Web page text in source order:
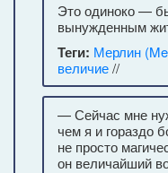
Это одиноко —
вынужденным
Теги: Мерлин
величие//
— Сейчас мне
чем я и гораздо
не просто
он величайший